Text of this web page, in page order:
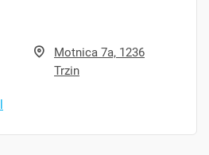
Motnica 7a, 1236
Trzin